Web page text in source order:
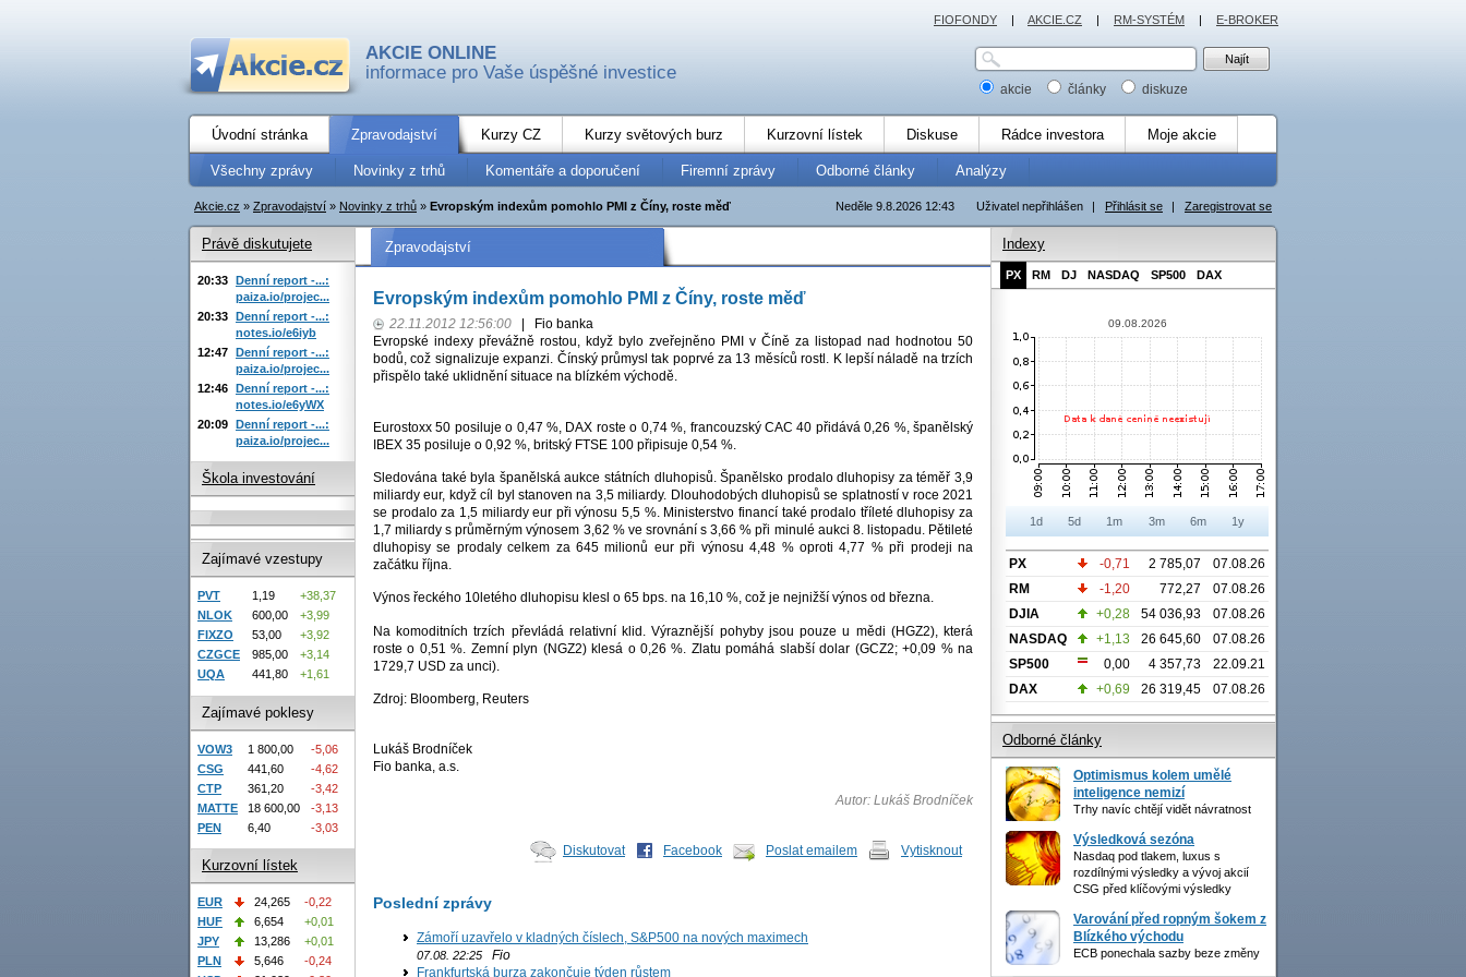
AKCIE ONLINE
informace pro Vaše úspěšné investice
akcie články diskuze
Úvodní stránka Zpravodajství Kurzy CZ Kurzy světových burz Kurzovní lístek Diskuse Rádce investora Moje akcie
Všechny zprávy Novinky z trhů Komentáře a doporučení Firemní zprávy Odborné články Analýzy
Uživatel nepřihlášen | Přihlásit se | Zaregistrovat se
Neděle 9.8.2026 12:43
Akcie.cz » Zpravodajství » Novinky z trhů » Evropským indexům pomohlo PMI z Číny, roste měď
Zpravodajství
Evropským indexům pomohlo PMI z Číny, roste měď
22.11.2012 12:56:00
Fio banka
Evropské indexy převážně rostou, když bylo zveřejněno PMI v Číně za listopad nad hodnotou 50
bodů, což signalizuje expanzi. Čínský průmysl tak poprvé za 13 měsíců rostl. K lepší náladě na trzích
přispělo také uklidnění situace na blízkém východě.
Eurostoxx 50 posiluje o 0,47 %, DAX roste o 0,74 %, francouzský CAC 40 přidává 0,26 %, španělský
IBEX 35 posiluje o 0,92 %, britský FTSE 100 připisuje 0,54 %.
Sledována také byla španělská aukce státních dluhopisů. Španělsko prodalo dluhopisy za téměř 3,9
miliardy eur, když cíl byl stanoven na 3,5 miliardy. Dlouhodobých dluhopisů se splatností v roce 2021
se prodalo za 1,5 miliardy eur při výnosu 5,5 %. Ministerstvo financí také prodalo tříleté dluhopisy za
1,7 miliardy s průměrným výnosem 3,62 % ve srovnání s 3,66 % při minulé aukci 8. listopadu. Pětileté
dluhopisy se prodaly celkem za 645 milionů eur při výnosu 4,48 % oproti 4,77 % při prodeji na
začátku října.
Výnos řeckého 10letého dluhopisu klesl o 65 bps. na 16,10 %, což je nejnižší výnos od března.
Na komoditních trzích převládá relativní klid. Výraznější pohyby jsou pouze u mědi (HGZ2), která
roste o 0,51 %. Zemní plyn (NGZ2) klesá o 0,26 %. Zlatu pomáhá slabší dolar (GCZ2; +0,09 % na
1729,7 USD za unci).
Zdroj: Bloomberg, Reuters
Lukáš Brodníček
Fio banka, a.s.
Autor: Lukáš Brodníček
Diskutovat Facebook Poslat emailem Vytisknout
Poslední zprávy
Zámoří uzavřelo v kladných číslech, S&P500 na nových maximech
07.08. 22:25 Fio
Frankfurtská burza zakončuje týden růstem
Právě diskutujete
20:33 Denní report -...:
paiza.io/projec...
20:33 Denní report -...:
notes.io/e6iyb
12:47 Denní report -...:
paiza.io/projec...
12:46 Denní report -...:
notes.io/e6yWX
20:09 Denní report -...:
paiza.io/projec...
Škola investování
Zajímavé vzestupy
PVT 1,19
+38,37
NLOK
600,00
+3,99
FIXZO
53,00
+3,92
CZGCE
985,00
+3,14
UQA
441,80 +1,61
Zajímavé poklesy
VOW3 1 800,00
-5,06
CSG
441,60
-4,62
CTP
361,20
-3,42
MATTE
18 600,00
-3,13
PEN
6,40 -3,03
Kurzovní lístek
EUR 24,265
-0,22
HUF
6,654
+0,01
JPY
13,286
+0,01
PLN
5,646
-0,24
Indexy
PX RM DJ NASDAQ SP500 DAX
09.08.2026
1d 5d 1m 3m 6m 1y
PX -0,71 2 785,07
07.08.26
RM
-1,20 772,27
07.08.26
DJIA
+0,28 54 036,93
07.08.26
NASDAQ
+1,13 26 645,60
07.08.26
SP500
0,00 4 357,73
22.09.21
DAX
+0,69 26 319,45 07.08.26
Odborné články
Optimismus kolem umělé
inteligence nemizí
Trhy navíc chtějí vidět návratnost
Výsledková sezóna
Nasdaq pod tlakem, luxus s
rozdílnými výsledky a vývoj akcií
CSG před klíčovými výsledky
Varování před ropným šokem z
Blízkého východu
ECB ponechala sazby beze změny
FIOFONDY | AKCIE.CZ | RM-SYSTÉM | E-BROKER